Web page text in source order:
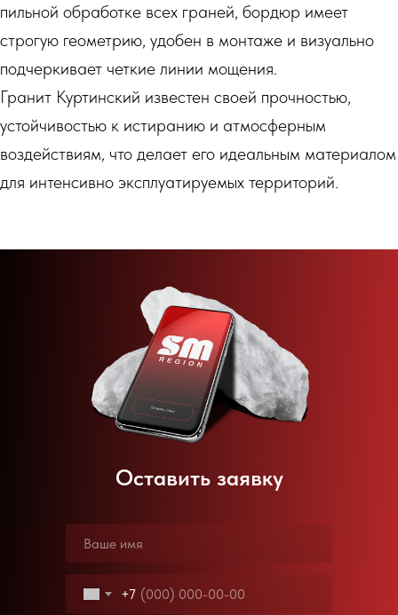
пильной обработке всех граней, бордюр имеет
строгую геометрию, удобен в монтаже и визуально
подчеркивает четкие линии мощения.
Гранит Куртинский известен своей прочностью,
устойчивостью к истиранию и атмосферным
воздействиям, что делает его идеальным материалом
для интенсивно эксплуатируемых территорий.
Оставить заявку
+7